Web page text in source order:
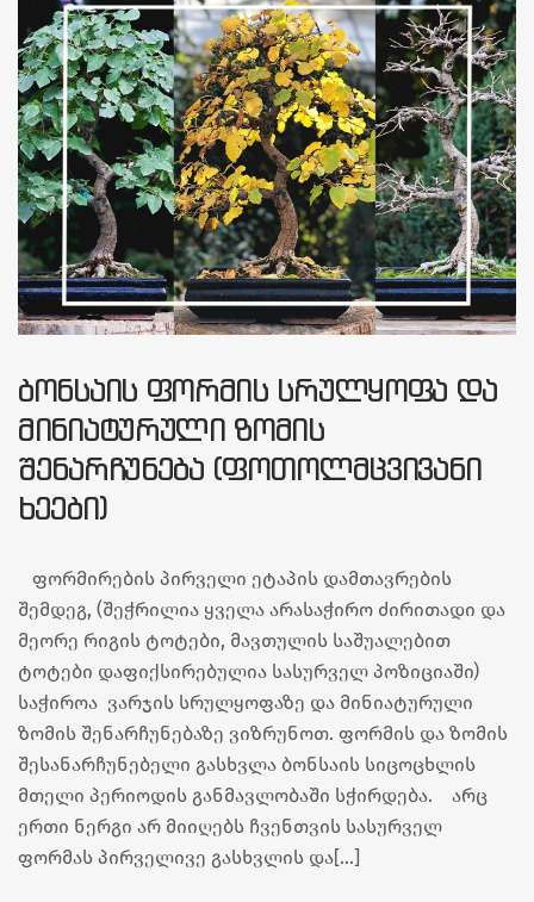
ᲑᲝᲜᲡᲐᲘᲡ ᲤᲝᲠᲛᲘᲡ ᲡᲠᲣᲚᲧᲝᲤᲐ ᲓᲐ
ᲛᲘᲜᲘᲐᲢᲣᲠᲣᲚᲘ ᲖᲝᲛᲘᲡ
ᲨᲔᲜᲐᲠᲩᲣᲜᲔᲑᲐ (ᲤᲝᲗᲝᲚᲛᲪᲕᲘᲕᲐᲜᲘ
ᲮᲔᲔᲑᲘ)
ფორმირების პირველი ეტაპის დამთავრების
შემდეგ, (შეჭრილია ყველა არასაჭირო ძირითადი და
მეორე რიგის ტოტები, მავთულის საშუალებით
ტოტები დაფიქსირებულია სასურველ პოზიციაში)
საჭიროა ვარჯის სრულყოფაზე და მინიატურული
ზომის შენარჩუნებაზე ვიზრუნოთ. ფორმის და ზომის
შესანარჩუნებელი გასხვლა ბონსაის სიცოცხლის
მთელი პერიოდის განმავლობაში სჭირდება. არც
ერთი ნერგი არ მიიღებს ჩვენთვის სასურველ
ფორმას პირველივე გასხვლის და[…]